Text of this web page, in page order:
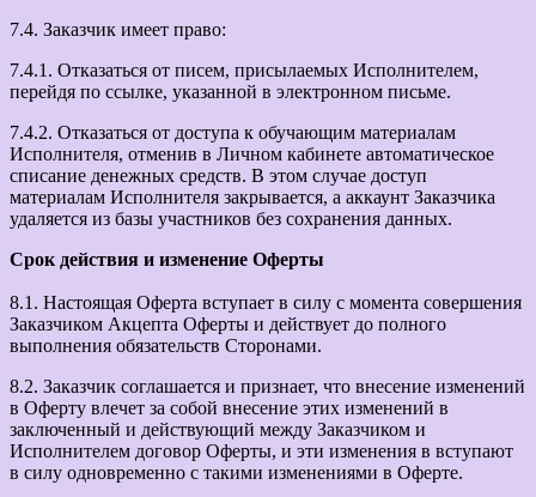
7.4. Заказчик имеет право:
7.4.1. Отказаться от писем, присылаемых Исполнителем,
перейдя по ссылке, указанной в электронном письме.
7.4.2. Отказаться от доступа к обучающим материалам
Исполнителя, отменив в Личном кабинете автоматическое
списание денежных средств. В этом случае доступ
материалам Исполнителя закрывается, а аккаунт Заказчика
удаляется из базы участников без сохранения данных.
Срок действия и изменение Оферты
8.1. Настоящая Оферта вступает в силу с момента совершения
Заказчиком Акцепта Оферты и действует до полного
выполнения обязательств Сторонами.
8.2. Заказчик соглашается и признает, что внесение изменений
в Оферту влечет за собой внесение этих изменений в
заключенный и действующий между Заказчиком и
Исполнителем договор Оферты, и эти изменения в вступают
в силу одновременно с такими изменениями в Оферте.